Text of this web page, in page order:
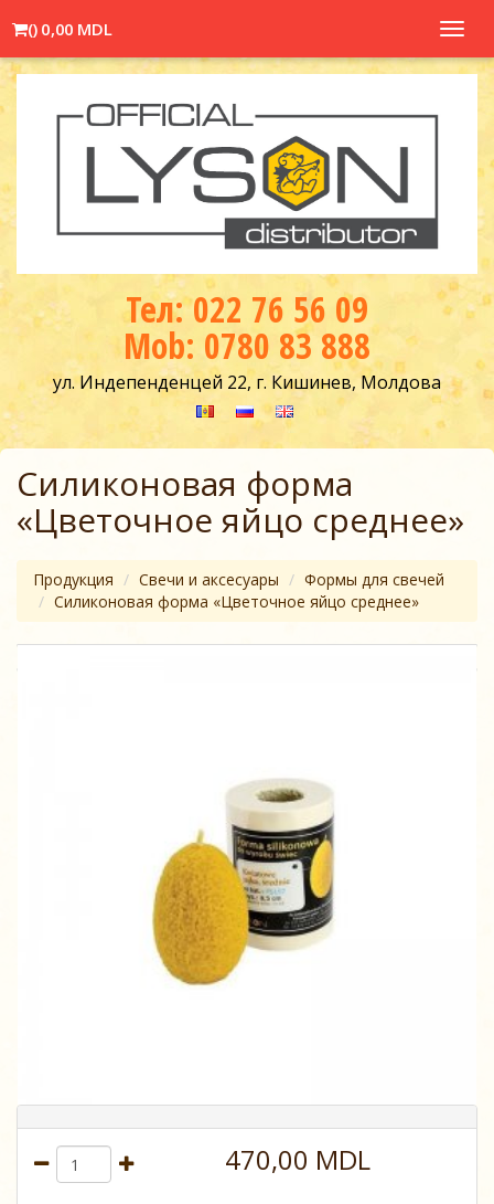
() 0,00 MDL
Тел: 022 76 56 09
Mob: 0780 83 888
ул. Индепенденцей 22, г. Кишинев, Молдова
Силиконовая форма
«Цветочное яйцо среднее»
Продукция Свечи и аксесуары
Формы для свечей
Силиконовая форма «Цветочное яйцо среднее»
470,00 MDL